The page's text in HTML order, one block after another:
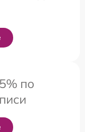
по